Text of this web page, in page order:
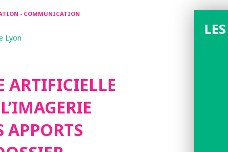
- COMMUNICATION
Lyon
ARTIFICIELLE
APPORTS